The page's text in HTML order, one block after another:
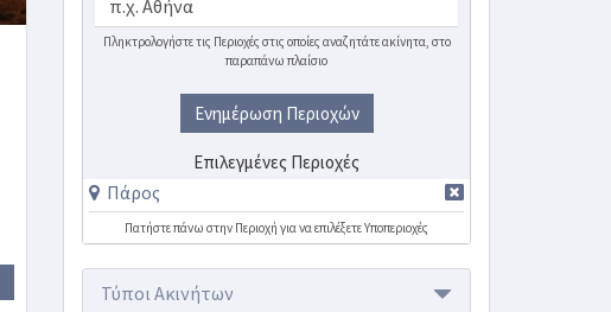
Πληκτρολογήστε τις Περιοχές στις οποίες αναζητάτε ακίνητα, στο
παραπάνω πλαίσιο
Ενημέρωση Περιοχών
Επιλεγμένες Περιοχές
Πάρος
Πατήστε πάνω στην Περιοχή για να επιλέξετε Υποπεριοχές
Τύποι Ακινήτων